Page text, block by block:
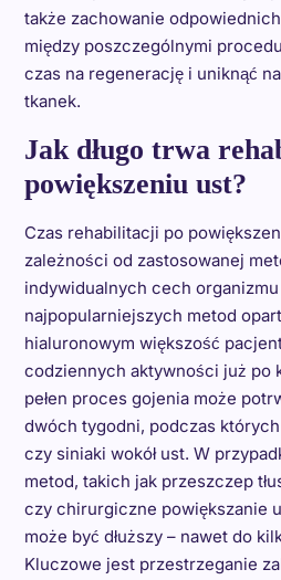
także zachowanie
między poszczególnymi
czas na regenerację i uniknąć
tkanek.
Jak długo trwa
powiększeniu ust?
Czas rehabilitacji po
zależności od zastosowanej
indywidualnych cech
najpopularniejszych metod
hialuronowym większość
codziennych aktywności już po
pełen proces gojenia może
dwóch tygodni, podczas
czy siniaki wokół ust. W
metod, takich jak przeszczep
czy chirurgiczne powiększanie
może być dłuższy – nawet do
Kluczowe jest przestrzeganie